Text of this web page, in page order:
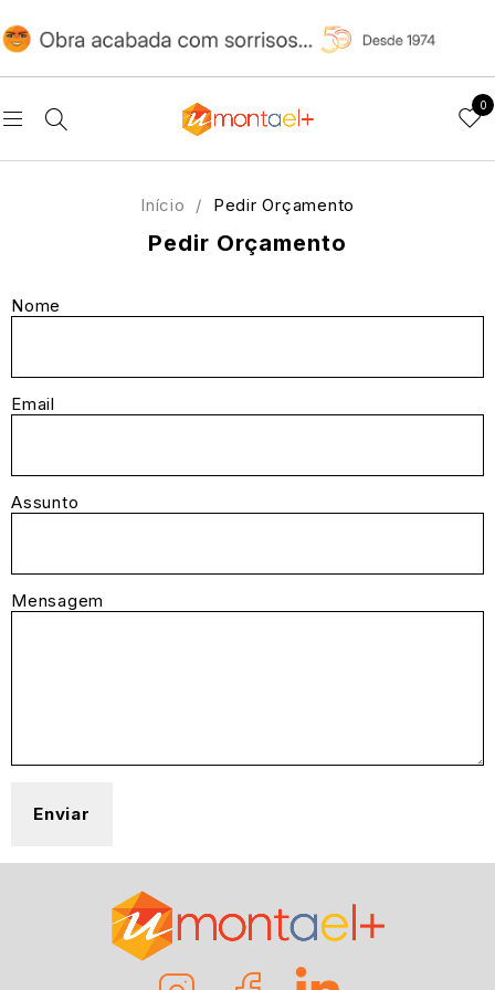
0
Pedir Orçamento
Início / Pedir Orçamento
Nome
Email
Assunto
Mensagem